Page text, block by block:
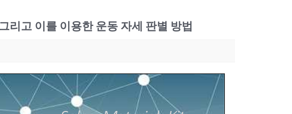
리고 이를 이용한 운동 자세 판별 방법